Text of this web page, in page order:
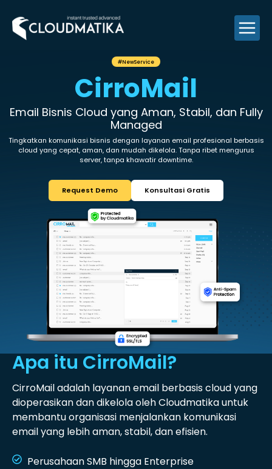
content
#NewService
Email Bisnis Cloud yang Aman,
Managed
Tingkatkan komunikasi bisnis dengan layanan
cloud yang cepat, aman, dan mudah dikelola.
server, tanpa khawatir
Request Demo Konsultasi
Apa itu CirroMail?
CirroMail adalah layanan email berbasis cloud yang
dioperasikan dan dikelola oleh Cloudmatika untuk
membantu organisasi menjalankan komunikasi
email yang lebih aman, stabil, dan efisien.
Perusahaan SMB hingga Enterprise